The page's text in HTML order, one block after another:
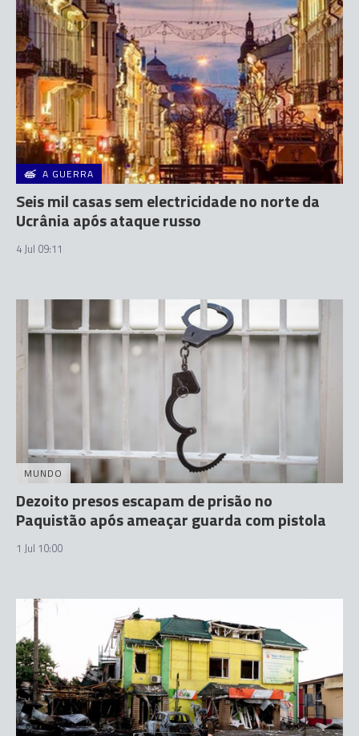
A GUERRA
Seis mil casas sem electricidade no norte da
Ucrânia após ataque russo
4 Jul 09:11
MUNDO
Dezoito presos escapam de prisão no
Paquistão após ameaçar guarda com pistola
1 Jul 10:00